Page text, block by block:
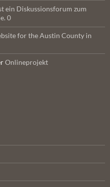
ein Diskussionsforum zum
0
for the Austin County in
Onlineprojekt